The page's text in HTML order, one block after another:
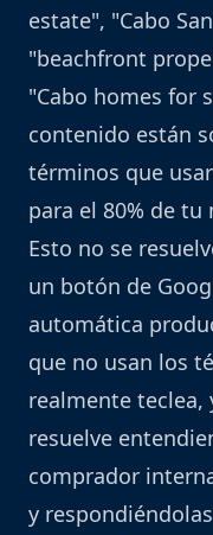
estate", "Cabo
"beachfront
"Cabo homes for
contenido están
términos que
para el 80% de tu
Esto no se
un botón de
automática
que no usan los
realmente teclea,
resuelve
comprador
y